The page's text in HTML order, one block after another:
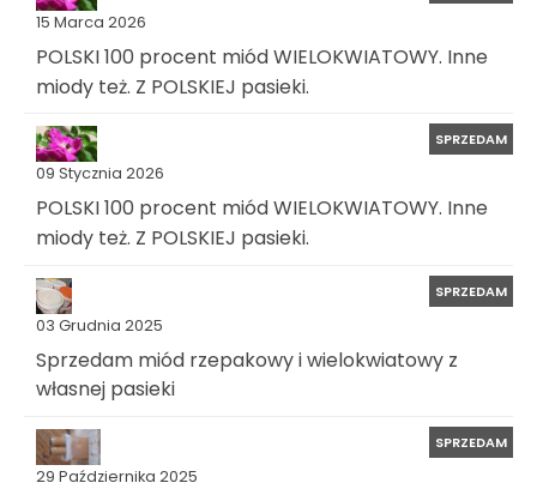
15 Marca 2026
POLSKI 100 procent miód WIELOKWIATOWY. Inne
miody też. Z POLSKIEJ pasieki.
09 Stycznia 2026
SPRZEDAM
POLSKI 100 procent miód WIELOKWIATOWY. Inne
miody też. Z POLSKIEJ pasieki.
03 Grudnia 2025
SPRZEDAM
Sprzedam miód rzepakowy i wielokwiatowy z
własnej pasieki
29 Października 2025
SPRZEDAM